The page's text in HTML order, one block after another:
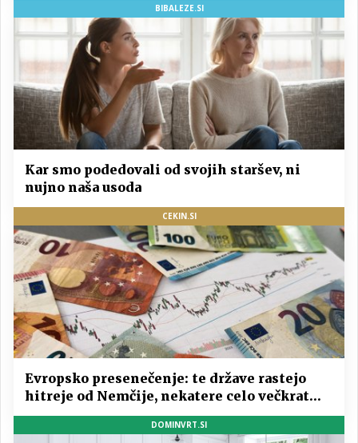
BIBALEZE.SI
Kar smo podedovali od svojih staršev, ni
nujno naša usoda
CEKIN.SI
Evropsko presenečenje: te države rastejo
hitreje od Nemčije, nekatere celo večkrat
hitreje
DOMINVRT.SI